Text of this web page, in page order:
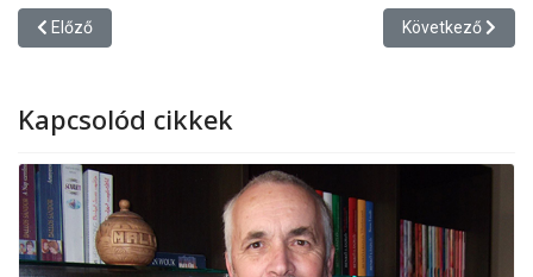
Előző cikk: Benkő László előadása
Előző Következő cikk:
Következő
Kapcsolód cikkek